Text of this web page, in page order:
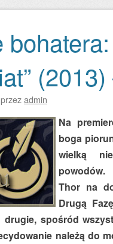
przezadmin
Na
boga
wielką
powodów.
Thor na
Drugą
drugie, spośród
należą do